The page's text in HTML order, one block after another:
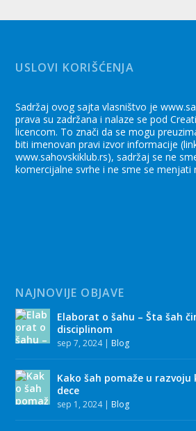
USLOVI KORIŠĆENJA
Sadržaj ovog sajta vlasništvo je
prava su zadržana i nalaze se pod
licencom. To znači da se mogu
biti imenovan pravi izvor informacije
www.sahovskiklub.rs), sadržaj se ne
komercijalne svrhe i ne sme se menjati
NAJNOVIJE OBJAVE
Elaborat o šahu – Šta šah
disciplinom
sep 7, 2024| Blog
Kako šah pomaže u
dece
sep 1, 2024| Blog